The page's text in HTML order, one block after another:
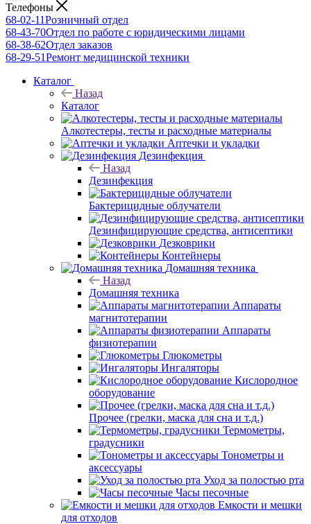
Телефоны
68-02-11Розничный отдел
68-43-70Отдел по работе с юридическими лицами
68-38-62Отдел заказов
68-29-51Ремонт медицинской техники
Каталог
Назад
Каталог
Алкотестеры, тесты и расходные материалы
Аптечки и укладки
Дезинфекция
Назад
Дезинфекция
Бактерицидные облучатели
Дезинфицирующие средства, антисептики
Дезковрики
Контейнеры
Домашняя техника
Назад
Домашняя техника
Аппараты
магнитотерапии
Аппараты
физиотерапии
Глюкометры
Ингаляторы
Кислородное
оборудование
Прочее (грелки, маска для сна и т.д.)
Термометры,
градусники
Тонометры и
аксессуары
Уход за полостью рта
Часы песочные
Емкости и мешки
для отходов